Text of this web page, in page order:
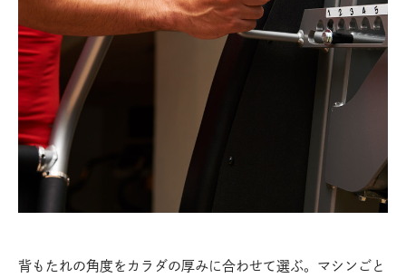
背もたれの角度をカラダの厚みに合わせて選ぶ。マシンごと